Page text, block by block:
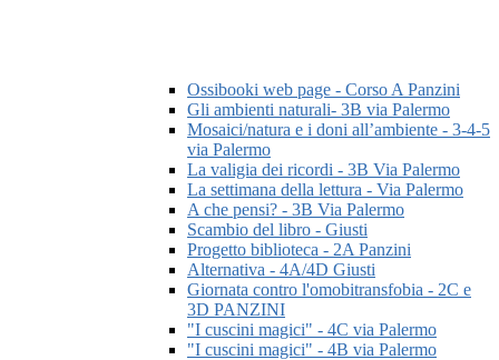
Ossibooki web page - Corso A Panzini
Gli ambienti naturali- 3B via Palermo
Mosaici/natura e i doni all’ambiente - 3-4-5
via Palermo
La valigia dei ricordi - 3B Via Palermo
La settimana della lettura - Via Palermo
A che pensi? - 3B Via Palermo
Scambio del libro - Giusti
Progetto biblioteca - 2A Panzini
Alternativa - 4A/4D Giusti
Giornata contro l'omobitransfobia - 2C e
3D PANZINI
"I cuscini magici" - 4C via Palermo
"I cuscini magici" - 4B via Palermo